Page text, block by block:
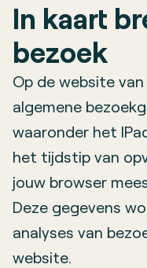
In kaart
bezoek
Op de website
algemene
waaronder het
het tijdstip van
jouw browser
Deze gegevens
analyses van
website.